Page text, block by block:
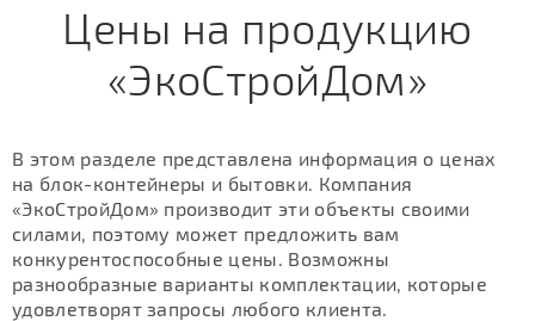
Цены на продукцию
«ЭкоСтройДом»
В этом разделе представлена информация о ценах
на блок-контейнеры и бытовки. Компания
«ЭкоСтройДом» производит эти объекты своими
силами, поэтому может предложить вам
конкурентоспособные цены. Возможны
разнообразные варианты комплектации, которые
удовлетворят запросы любого клиента.